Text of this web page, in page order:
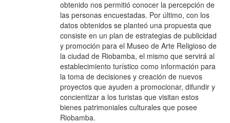
obtenido nos permitió conocer la percepción de
las personas encuestadas. Por último, con los
datos obtenidos se planteó una propuesta que
consiste en un plan de estrategias de publicidad
y promoción para el Museo de Arte Religioso de
la ciudad de Riobamba, el mismo que servirá al
establecimiento turístico como información para
la toma de decisiones y creación de nuevos
proyectos que ayuden a promocionar, difundir y
concientizar a los turistas que visitan estos
bienes patrimoniales culturales que posee
Riobamba.